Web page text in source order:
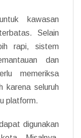
kawasan
Selain
rapi, sistem
dan
memeriksa
karena seluruh
platform.
digunakan